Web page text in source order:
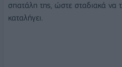
σπατάλη της, ώστε σταδιακά να
καταλήγει.